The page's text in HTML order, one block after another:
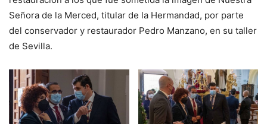
Señora de la Merced, titular de la Hermandad, por parte
del conservador y restaurador Pedro Manzano, en su taller
de Sevilla.